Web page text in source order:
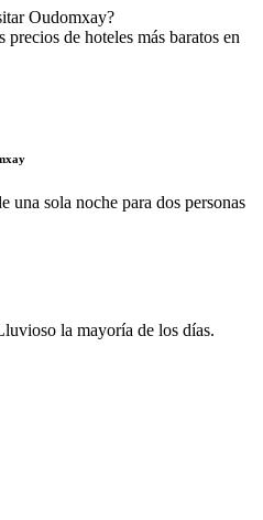
Oudomxay?
de hoteles más baratos en
una sola noche para dos personas
la mayoría de los días.